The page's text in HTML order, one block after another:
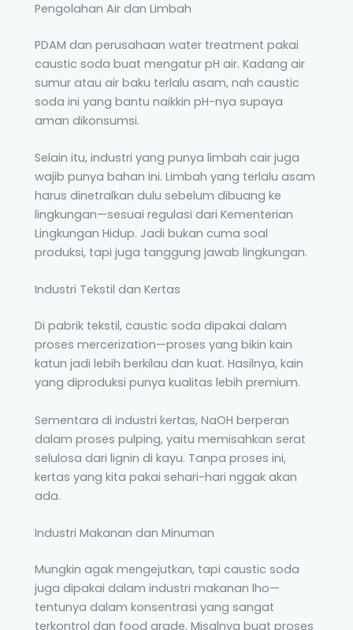
Pengolahan Air dan Limbah
PDAM dan perusahaan water treatment pakai
caustic soda buat mengatur pH air. Kadang air
sumur atau air baku terlalu asam, nah caustic
soda ini yang bantu naikkin pH-nya supaya
aman dikonsumsi.
Selain itu, industri yang punya limbah cair juga
wajib punya bahan ini. Limbah yang terlalu asam
harus dinetralkan dulu sebelum dibuang ke
lingkungan—sesuai regulasi dari Kementerian
Lingkungan Hidup. Jadi bukan cuma soal
produksi, tapi juga tanggung jawab lingkungan.
Industri Tekstil dan Kertas
Di pabrik tekstil, caustic soda dipakai dalam
proses mercerization—proses yang bikin kain
katun jadi lebih berkilau dan kuat. Hasilnya, kain
yang diproduksi punya kualitas lebih premium.
Sementara di industri kertas, NaOH berperan
dalam proses pulping, yaitu memisahkan serat
selulosa dari lignin di kayu. Tanpa proses ini,
kertas yang kita pakai sehari-hari nggak akan
ada.
Industri Makanan dan Minuman
Mungkin agak mengejutkan, tapi caustic soda
juga dipakai dalam industri makanan lho—
tentunya dalam konsentrasi yang sangat
terkontrol dan food grade. Misalnya buat proses